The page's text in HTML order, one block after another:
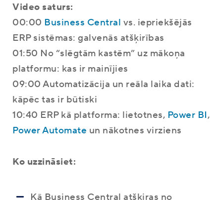
Video saturs:
00:00 Business Central vs. iepriekšējās
ERP sistēmas: galvenās atšķirības
01:50 No “slēgtām kastēm” uz mākoņa
platformu: kas ir mainījies
09:00 Automatizācija un reāla laika dati:
kāpēc tas ir būtiski
10:40 ERP kā platforma: lietotnes, Power BI,
Power Automate un nākotnes virziens
Ko uzzināsiet:
Kā Business Central atšķiras no